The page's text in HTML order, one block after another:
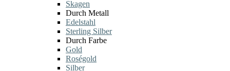
Skagen
Durch Metall
Edelstahl
Sterling Silber
Durch Farbe
Gold
Roségold
Silber